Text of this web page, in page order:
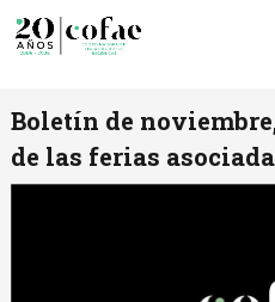
Boletín de
de las ferias